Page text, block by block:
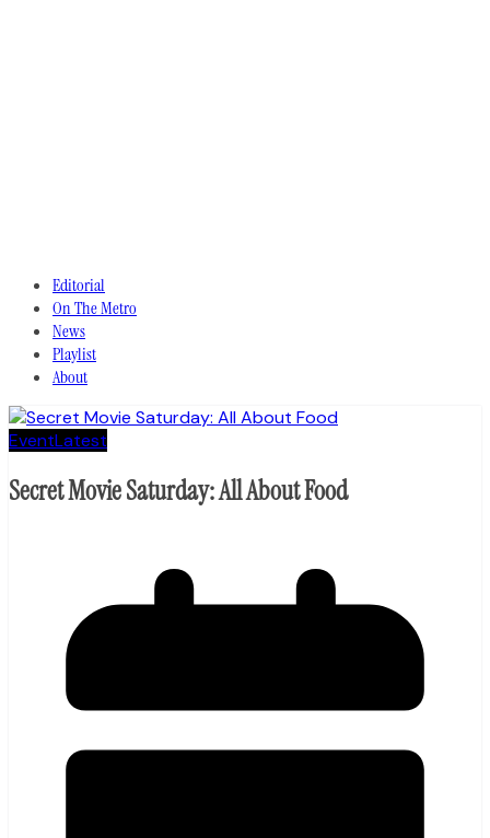
Editorial
On The Metro
News
Playlist
About
EventLatest
Secret Movie Saturday: All About Food